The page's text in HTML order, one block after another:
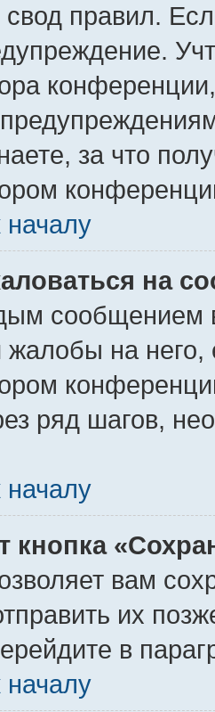
свод правил.
за что
началу
на
сообщением
жалобы на
ряд шагов,
началу
кнопка
вам
их
в
началу